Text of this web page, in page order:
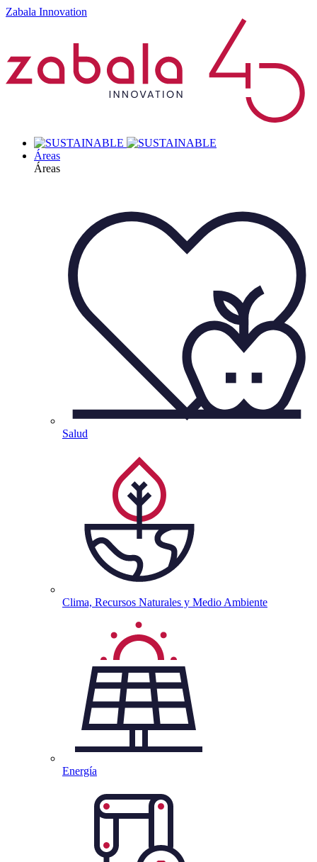
Zabala Innovation
Áreas
Áreas
Salud
Clima, Recursos Naturales y Medio Ambiente
Energía